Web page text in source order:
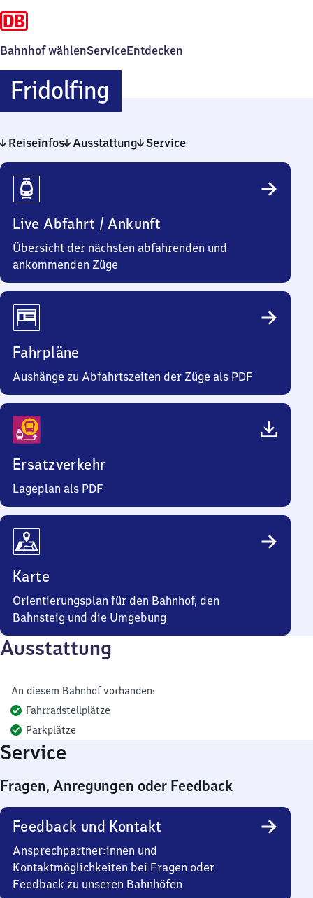
Bahnhof wählenServiceEntdecken
Fridolfing
Reiseinfos Ausstattung Service
Reiseinfos
Live Abfahrt / Ankunft
Übersicht der nächsten abfahrenden und
ankommenden Züge
Fahrpläne
Aushänge zu Abfahrtszeiten der Züge als PDF
Ersatzverkehr
Lageplan als PDF
Karte
Orientierungsplan für den Bahnhof, den
Bahnsteig und die Umgebung
Ausstattung
An diesem Bahnhof vorhanden:
Fahrradstellplätze
Parkplätze
Service
Fragen, Anregungen oder Feedback
Feedback und Kontakt
Ansprechpartner:innen und
Kontaktmöglichkeiten bei Fragen oder
Feedback zu unseren Bahnhöfen